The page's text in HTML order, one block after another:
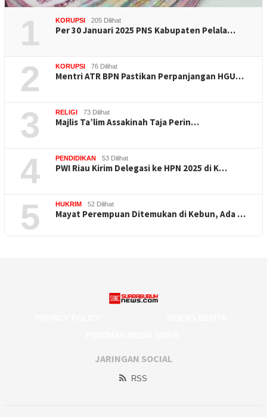
1 KORUPSI 205 Dilihat
Per 30 Januari 2025 PNS Kabupaten Pelala…
2 KORUPSI 76 Dilihat
Mentri ATR BPN Pastikan Perpanjangan HGU…
3 RELIGI 73 Dilihat
Majlis Ta’lim Assakinah Taja Perin…
4 PENDIDIKAN 53 Dilihat
PWI Riau Kirim Delegasi ke HPN 2025 di K…
5 HUKRIM 52 Dilihat
Mayat Perempuan Ditemukan di Kebun, Ada …
JARINGAN SOCIAL
RSS